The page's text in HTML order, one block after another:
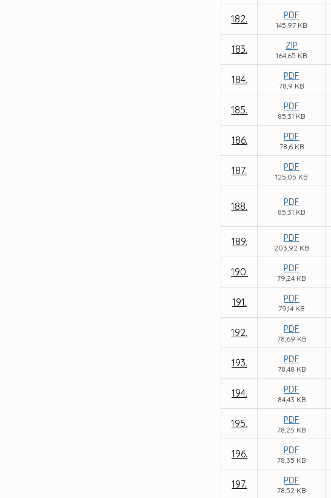
182. PDF
145,97 KB
183. ZIP
164,65 KB
184. PDF
78,9 KB
185. PDF
85,31 KB
186. PDF
78,6 KB
187. PDF
125,05 KB
188. PDF
85,31 KB
189. PDF
203,92 KB
190. PDF
79,24 KB
191. PDF
79,14 KB
192. PDF
78,69 KB
193. PDF
78,48 KB
194. PDF
84,43 KB
195. PDF
78,25 KB
196. PDF
78,35 KB
197. PDF
78,52 KB